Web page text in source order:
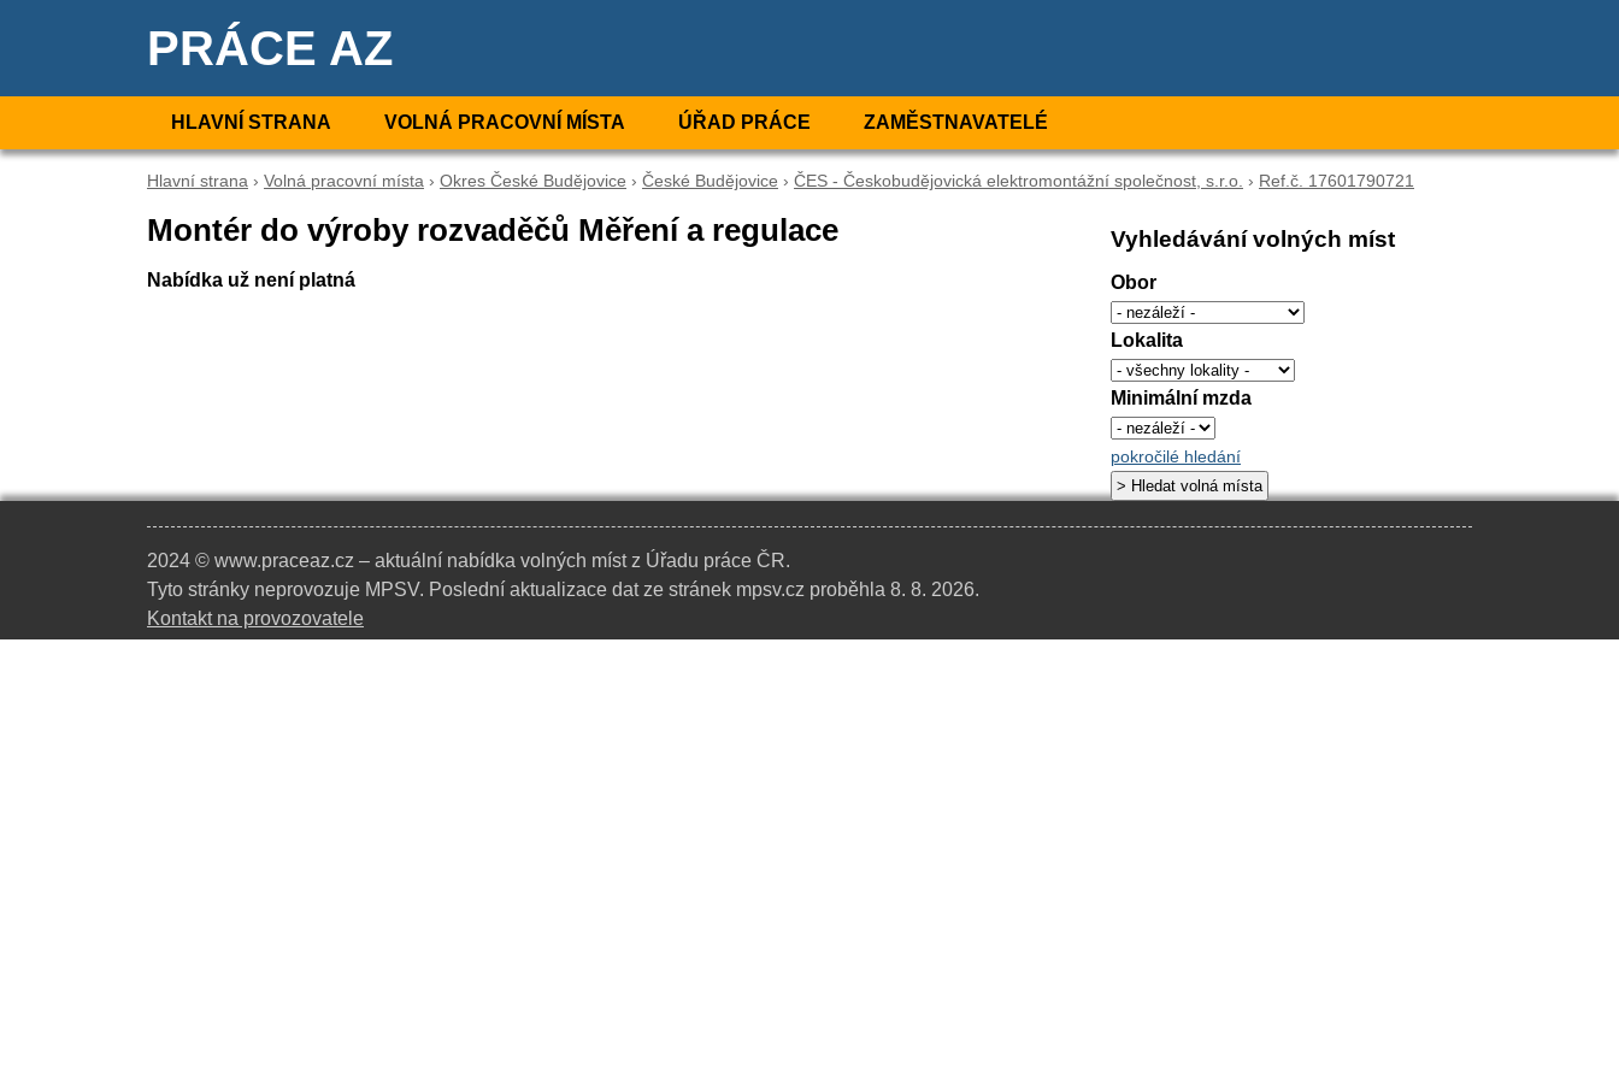
PRÁCE AZ
HLAVNÍ STRANA VOLNÁ PRACOVNÍ MÍSTA ÚŘAD PRÁCE ZAMĚSTNAVATELÉ
Hlavní strana › Volná pracovní místa › Okres České Budějovice › České Budějovice › ČES - Českobudějovická elektromontážní společnost, s.r.o. › Ref.č. 17601790721
Montér do výroby rozvaděčů Měření a regulace
Nabídka už není platná
Vyhledávání volných míst
Obor
Lokalita
Minimální mzda
pokročilé hledání
2024 © www.praceaz.cz – aktuální nabídka volných míst z Úřadu práce ČR.
Tyto stránky neprovozuje MPSV. Poslední aktualizace dat ze stránek mpsv.cz proběhla 8. 8. 2026.
Kontakt na provozovatele